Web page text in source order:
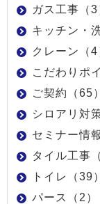
ガス工事（3
キッチン・
クレーン（4
こだわりポ
ご契約（65）
シロアリ対
セミナー情
タイル工事
トイレ（39）
パース（2）